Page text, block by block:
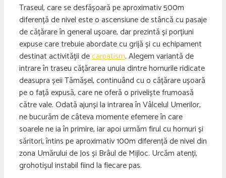
Traseul, care se desfășoară pe aproximativ 500m
diferență de nivel este o ascensiune de stâncă cu pasaje
de cățărare în general ușoare, dar prezintă și porțiuni
expuse care trebuie abordate cu grijă și cu echipament
destinat activității decarpatism. Alegem variantă de
intrare în traseu cățărarea unuia dintre hornurile ridicate
deasupra șeii Tămășel, continuând cu o cățărare ușoară
pe o față expusă, care ne oferă o priveliște frumoasă
către vale. Odată ajunși la intrarea în Vâlcelul Umerilor,
ne bucurăm de câteva momente efemere în care
soarele ne ia în primire, iar apoi urmăm firul cu hornuri și
săritori, întins pe aproximativ 100m diferență de nivel din
zona Umărului de Jos și Brâul de Mijloc. Urcăm atenți,
grohotișul instabil fiind la fiecare pas.